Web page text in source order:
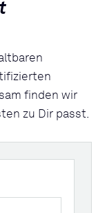
finden wir
zu Dir passt.